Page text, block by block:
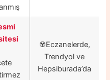
☢️Eczanelerde,
Trendyol ve
Hepsiburada’da